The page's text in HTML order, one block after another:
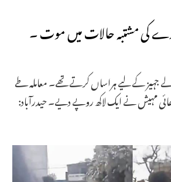
کی مشتبہ حالات میں موت ۔
جہیز کے لیے ہراساں کرتے تھے۔ معاملہ طے
مہیش نے ایک لاکھ روپے دیے۔ حیدرآباد: